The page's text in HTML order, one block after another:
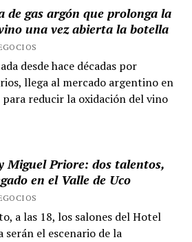
de gas argón que prolonga la
una vez abierta la botella
desde hace décadas por
llega al mercado argentino en
reducir la oxidación del vino
Miguel Priore: dos talentos,
en el Valle de Uco
a las 18, los salones del Hotel
el escenario de la